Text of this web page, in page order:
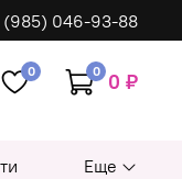
(985) 046-93-88
0 0 0 ₽
Еще